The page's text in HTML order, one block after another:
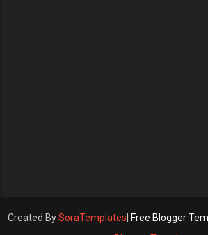
Created BySoraTemplates Free Blogger